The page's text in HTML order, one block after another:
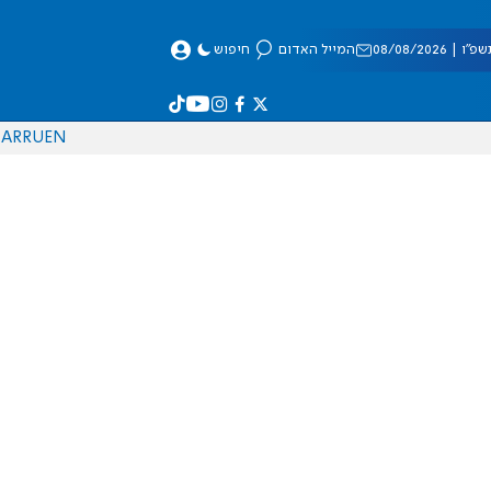
08/2026 המייל האדום חיפוש
EN
RU
AR